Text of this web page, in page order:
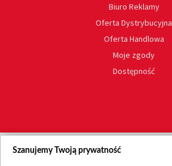
Biuro Reklamy
Oferta Dystrybucyjna
Oferta Handlowa
Moje zgody
Dostępność
Szanujemy Twoją prywatność